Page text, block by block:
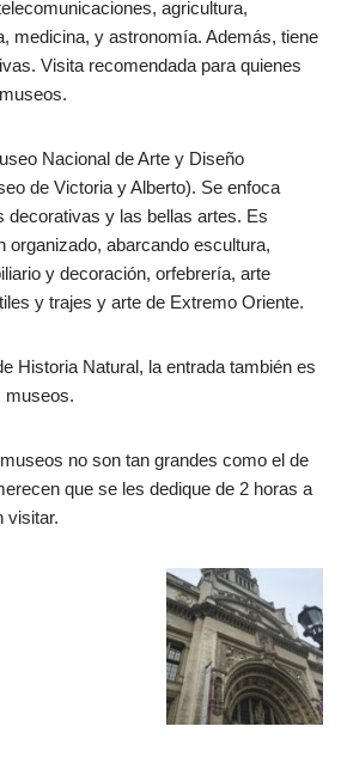
agricultura,
medicina, y astronomía. Además, tiene
Visita recomendada para quienes
Nacional de Arte y Diseño
de Victoria y Alberto). Se enfoca
decorativas y las bellas artes. Es
organizado, abarcando escultura,
y decoración, orfebrería, arte
y trajes y arte de Extremo Oriente.
Historia Natural, la entrada también es
museos.
no son tan grandes como el de
que se les dedique de 2 horas a
visitar.